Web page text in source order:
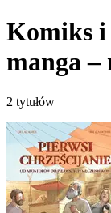
Komiks i
manga –
2 tytułów